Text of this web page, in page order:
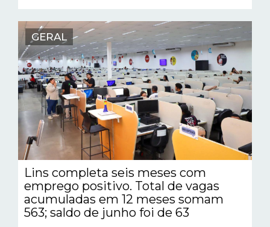
GERAL
Lins completa seis meses com
emprego positivo. Total de vagas
acumuladas em 12 meses somam
563; saldo de junho foi de 63